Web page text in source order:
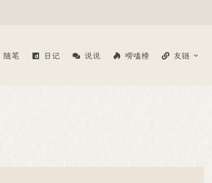
随笔 日记 说说 唠嗑榜 友链